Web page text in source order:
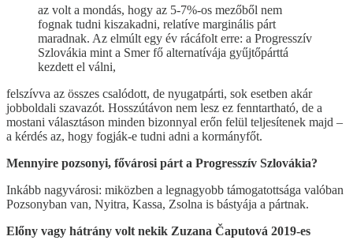
az volt a mondás, hogy az 5-7%-os mezőből nem
fognak tudni kiszakadni, relatíve marginális párt
maradnak. Az elmúlt egy év rácáfolt erre: a Progresszív
Szlovákia mint a Smer fő alternatívája gyűjtőpárttá
kezdett el válni,
felszívva az összes csalódott, de nyugatpárti, sok esetben akár
jobboldali szavazót. Hosszútávon nem lesz ez fenntartható, de a
mostani választáson minden bizonnyal erőn felül teljesítenek majd –
a kérdés az, hogy fogják-e tudni adni a kormányfőt.
Mennyire pozsonyi, fővárosi párt a Progresszív Szlovákia?
Inkább nagyvárosi: miközben a legnagyobb támogatottsága valóban
Pozsonyban van, Nyitra, Kassa, Zsolna is bástyája a pártnak.
Előny vagy hátrány volt nekik Zuzana Čaputová 2019-es